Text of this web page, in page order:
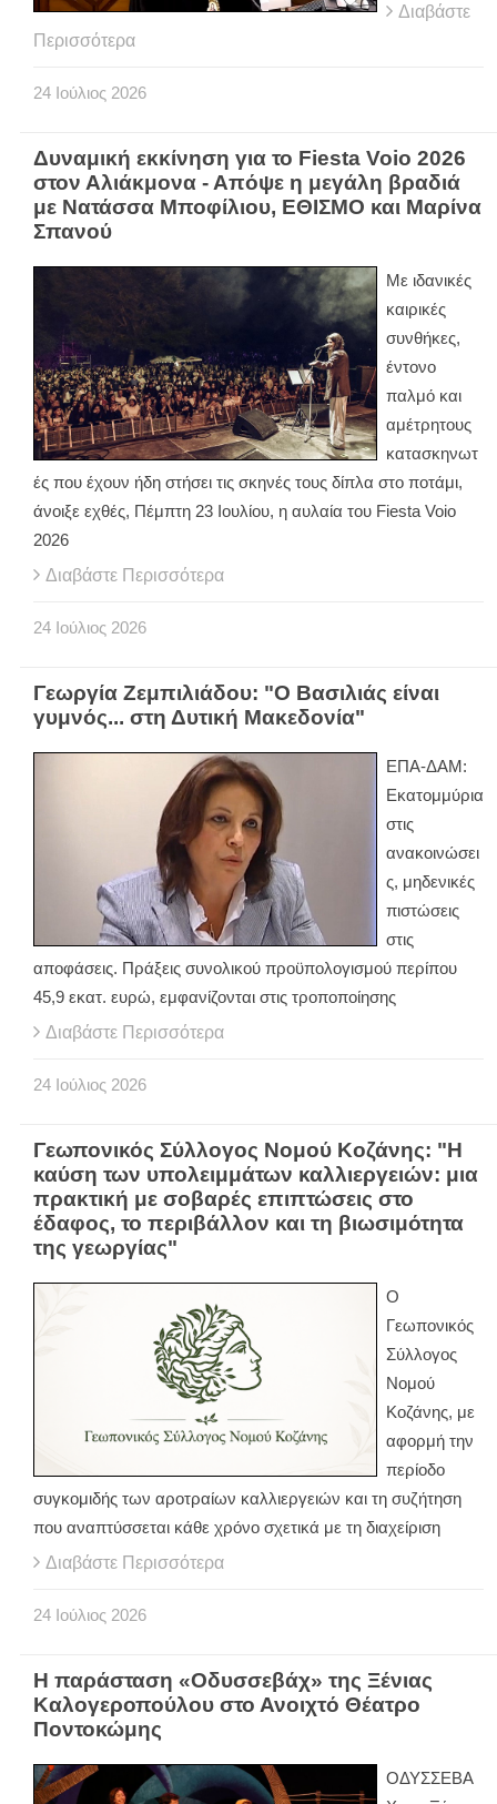
Διαβάστε
Περισσότερα
24 Ιούλιος 2026
Δυναμική εκκίνηση για το Fiesta Voio 2026
στον Αλιάκμονα - Απόψε η μεγάλη βραδιά
με Νατάσσα Μποφίλιου, ΕΘΙΣΜΟ και Μαρίνα
Σπανού
Με ιδανικές
καιρικές
συνθήκες,
έντονο
παλμό και
αμέτρητους
κατασκηνωτ
ές που έχουν ήδη στήσει τις σκηνές τους δίπλα στο ποτάμι,
άνοιξε εχθές, Πέμπτη 23 Ιουλίου, η αυλαία του Fiesta Voio
2026
Διαβάστε Περισσότερα
24 Ιούλιος 2026
Γεωργία Ζεμπιλιάδου: "Ο Βασιλιάς είναι
γυμνός... στη Δυτική Μακεδονία"
ΕΠΑ-ΔΑΜ:
Εκατομμύρια
στις
ανακοινώσει
ς, μηδενικές
πιστώσεις
στις
αποφάσεις. Πράξεις συνολικού προϋπολογισμού περίπου
45,9 εκατ. ευρώ, εμφανίζονται στις τροποποίησης
Διαβάστε Περισσότερα
24 Ιούλιος 2026
Γεωπονικός Σύλλογος Νομού Κοζάνης: "Η
καύση των υπολειμμάτων καλλιεργειών: μια
πρακτική με σοβαρές επιπτώσεις στο
έδαφος, το περιβάλλον και τη βιωσιμότητα
της γεωργίας"
Ο
Γεωπονικός
Σύλλογος
Νομού
Κοζάνης, με
αφορμή την
περίοδο
συγκομιδής των αροτραίων καλλιεργειών και τη συζήτηση
που αναπτύσσεται κάθε χρόνο σχετικά με τη διαχείριση
Διαβάστε Περισσότερα
24 Ιούλιος 2026
Η παράσταση «Οδυσσεβάχ» της Ξένιας
Καλογεροπούλου στο Ανοιχτό Θέατρο
Ποντοκώμης
ΟΔΥΣΣΕΒΑ